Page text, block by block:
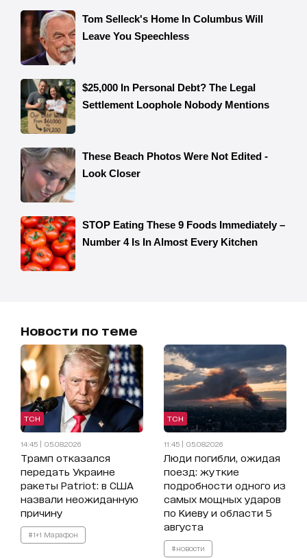
Новости по теме
ТСН
14:45 | 05.08.2026
Трамп отказался
передать Украине
ракеты Patriot: в США
назвали неожиданную
причину
#1+1 Марафон
ТСН
11:45 | 05.08.2026
Люди погибли, ожидая
поезд: жуткие
подробности одного из
самых мощных ударов
по Киеву и области 5
августа
#новости